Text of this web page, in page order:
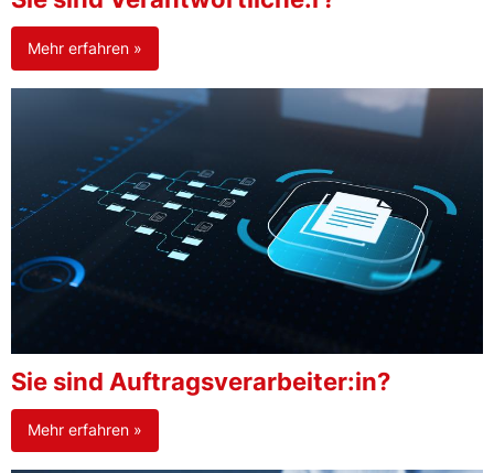
Mehr erfahren »
Sie sind Auftragsverarbeiter:in?
Mehr erfahren »